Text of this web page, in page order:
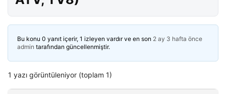
Bu konu 0 yanıt içerir, 1 izleyen vardır ve en son 2 ay 3 hafta önce
admin tarafından güncellenmiştir.
1 yazı görüntüleniyor (toplam 1)